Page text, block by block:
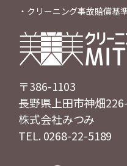
・ クリーニング事故賠償基
〒386-1103
長野県上田市神畑
株式会社みつみ
TEL. 0268-22-5189